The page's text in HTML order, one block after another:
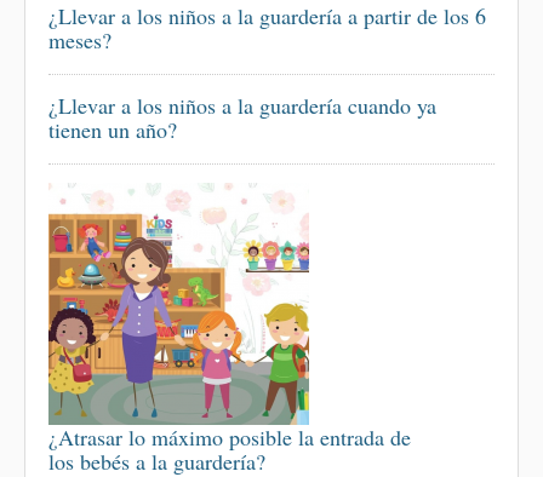
¿Llevar a los niños a la guardería a partir de los 6
meses?
¿Llevar a los niños a la guardería cuando ya
tienen un año?
¿Atrasar lo máximo posible la entrada de
los bebés a la guardería?